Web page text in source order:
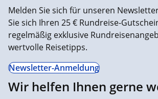
Melden Sie sich für unseren
Sie sich Ihren 25 € Rundreise-
regelmäßig exklusive
wertvolle Reisetipps.
Newsletter-Anmeldung
Wir helfen Ihnen gerne